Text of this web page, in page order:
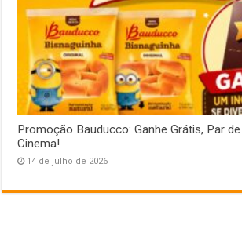
Promoção Bauducco: Ganhe Grátis, Par
Cinema!
14 de julho de 2026